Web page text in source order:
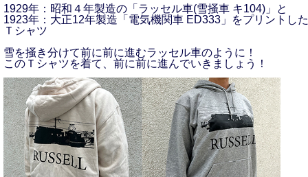
1929年：昭和４年製造の「ラッセル車(雪掻車 キ104)」と
1923年：大正12年製造「電気機関車 ED333」をプリントした
Ｔシャツ
雪を掻き分けて前に前に進むラッセル車のように！
このＴシャツを着て、前に前に進んでいきましょう！